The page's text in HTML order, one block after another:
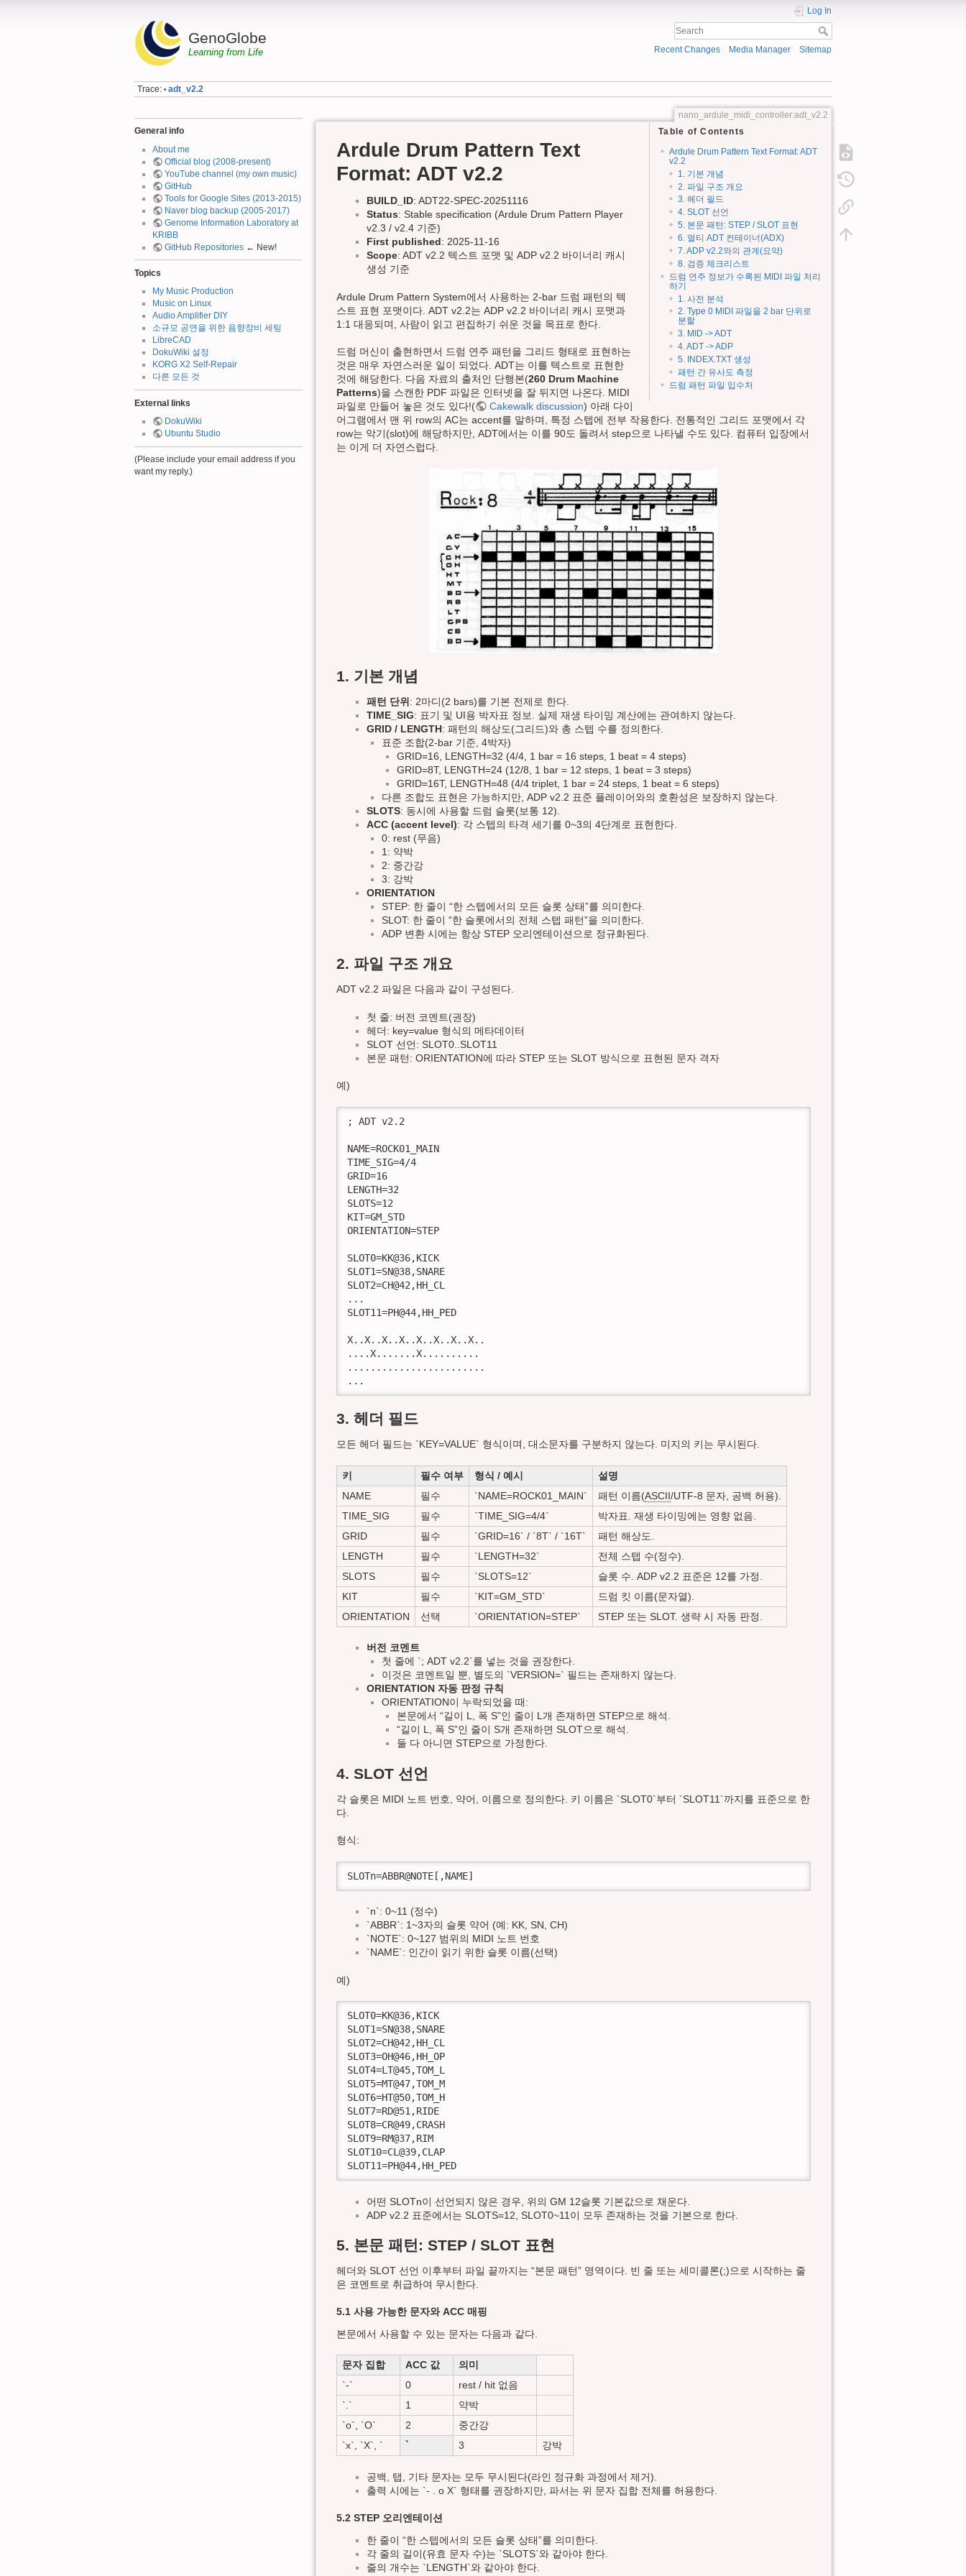
GenoGlobe
Learning from Life
Log In
Recent Changes Media Manager Sitemap
Trace: • adt_v2.2
General info
About me
Official blog (2008-present)
YouTube channel (my own music)
GitHub
Tools for Google Sites (2013-2015)
Naver blog backup (2005-2017)
Genome Information Laboratory at
KRIBB
GitHub Repositories← New!
Topics
My Music Production
Music on Linux
Audio Amplifier DIY
소규모 공연을 위한 음향장비 세팅
LibreCAD
DokuWiki 설정
KORG X2 Self-Repair
다른 모든 것
External links
DokuWiki
Ubuntu Studio
(Please include your email address if you
want my reply.)
nano_ardule_midi_controller:adt_v2.2
Table of Contents
Ardule Drum Pattern Text Format: ADT
v2.2
1. 기본 개념
2. 파일 구조 개요
3. 헤더 필드
4. SLOT 선언
5. 본문 패턴: STEP / SLOT 표현
6. 멀티 ADT 컨테이너(ADX)
7. ADP v2.2와의 관계(요약)
8. 검증 체크리스트
드럼 연주 정보가 수록된 MIDI 파일 처리
하기
1. 사전 분석
2. Type 0 MIDI 파일을 2 bar 단위로
분할
3. MID -> ADT
4. ADT -> ADP
5. INDEX.TXT 생성
패턴 간 유사도 측정
드럼 패턴 파일 입수처
Ardule Drum Pattern Text
Format: ADT v2.2
BUILD_ID: ADT22-SPEC-20251116
Status: Stable specification (Ardule Drum Pattern Player
v2.3 / v2.4 기준)
First published: 2025-11-16
Scope: ADT v2.2 텍스트 포맷 및 ADP v2.2 바이너리 캐시
생성 기준
Ardule Drum Pattern System에서 사용하는 2-bar 드럼 패턴의 텍
스트 표현 포맷이다. ADT v2.2는 ADP v2.2 바이너리 캐시 포맷과
1:1 대응되며, 사람이 읽고 편집하기 쉬운 것을 목표로 한다.
드럼 머신이 출현하면서 드럼 연주 패턴을 그리드 형태로 표현하는
것은 매우 자연스러운 일이 되었다. ADT는 이를 텍스트로 표현한
것에 해당한다. 다음 자료의 출처인 단행본(260 Drum Machine
Patterns)을 스캔한 PDF 파일은 인터넷을 잘 뒤지면 나온다. MIDI
파일로 만들어 놓은 것도 있다!(
Cakewalk discussion) 아래 다이
어그램에서 맨 위 row의 AC는 accent를 말하며, 특정 스텝에 전부 작용한다. 전통적인 그리드 포맷에서 각
row는 악기(slot)에 해당하지만, ADT에서는 이를 90도 돌려서 step으로 나타낼 수도 있다. 컴퓨터 입장에서
는 이게 더 자연스럽다.
1. 기본 개념
패턴 단위: 2마디(2 bars)를 기본 전제로 한다.
TIME_SIG: 표기 및 UI용 박자표 정보. 실제 재생 타이밍 계산에는 관여하지 않는다.
GRID / LENGTH: 패턴의 해상도(그리드)와 총 스텝 수를 정의한다.
표준 조합(2-bar 기준, 4박자)
GRID=16, LENGTH=32 (4/4, 1 bar = 16 steps, 1 beat = 4 steps)
GRID=8T, LENGTH=24 (12/8, 1 bar = 12 steps, 1 beat = 3 steps)
GRID=16T, LENGTH=48 (4/4 triplet, 1 bar = 24 steps, 1 beat = 6 steps)
다른 조합도 표현은 가능하지만, ADP v2.2 표준 플레이어와의 호환성은 보장하지 않는다.
SLOTS: 동시에 사용할 드럼 슬롯(보통 12).
ACC (accent level): 각 스텝의 타격 세기를 0~3의 4단계로 표현한다.
0: rest (무음)
1: 약박
2: 중간강
3: 강박
ORIENTATION
STEP: 한 줄이 “한 스텝에서의 모든 슬롯 상태”를 의미한다.
SLOT: 한 줄이 “한 슬롯에서의 전체 스텝 패턴”을 의미한다.
ADP 변환 시에는 항상 STEP 오리엔테이션으로 정규화된다.
2. 파일 구조 개요
ADT v2.2 파일은 다음과 같이 구성된다.
첫 줄: 버전 코멘트(권장)
헤더: key=value 형식의 메타데이터
SLOT 선언: SLOT0..SLOT11
본문 패턴: ORIENTATION에 따라 STEP 또는 SLOT 방식으로 표현된 문자 격자
예)
; ADT v2.2
NAME=ROCK01_MAIN
TIME_SIG=4/4
GRID=16
LENGTH=32
SLOTS=12
KIT=GM_STD
ORIENTATION=STEP
SLOT0=KK@36,KICK
SLOT1=SN@38,SNARE
SLOT2=CH@42,HH_CL
...
SLOT11=PH@44,HH_PED
X..X..X..X..X..X..X..X..
....X.......X..........
........................
...
3. 헤더 필드
모든 헤더 필드는 `KEY=VALUE` 형식이며, 대소문자를 구분하지 않는다. 미지의 키는 무시된다.
키 필수 여부 형식 / 예시
설명
NAME
필수 `NAME=ROCK01_MAIN` 패턴 이름(ASCII/UTF-8 문자, 공백 허용).
TIME_SIG
필수 `TIME_SIG=4/4`
박자표. 재생 타이밍에는 영향 없음.
GRID
필수 `GRID=16` / `8T` / `16T`
패턴 해상도.
LENGTH
필수 `LENGTH=32`
전체 스텝 수(정수).
SLOTS
필수 `SLOTS=12`
슬롯 수. ADP v2.2 표준은 12를 가정.
KIT
필수 `KIT=GM_STD`
드럼 킷 이름(문자열).
ORIENTATION
선택 `ORIENTATION=STEP` STEP 또는 SLOT. 생략 시 자동 판정.
버전 코멘트
첫 줄에 `; ADT v2.2`를 넣는 것을 권장한다.
이것은 코멘트일 뿐, 별도의 `VERSION=` 필드는 존재하지 않는다.
ORIENTATION 자동 판정 규칙
ORIENTATION이 누락되었을 때:
본문에서 “길이 L, 폭 S”인 줄이 L개 존재하면 STEP으로 해석.
“길이 L, 폭 S”인 줄이 S개 존재하면 SLOT으로 해석.
둘 다 아니면 STEP으로 가정한다.
4. SLOT 선언
각 슬롯은 MIDI 노트 번호, 약어, 이름으로 정의한다. 키 이름은 `SLOT0`부터 `SLOT11`까지를 표준으로 한
다.
형식:
SLOTn=ABBR@NOTE[,NAME]
`n`: 0~11 (정수)
`ABBR`: 1~3자의 슬롯 약어 (예: KK, SN, CH)
`NOTE`: 0~127 범위의 MIDI 노트 번호
`NAME`: 인간이 읽기 위한 슬롯 이름(선택)
예)
SLOT0=KK@36,KICK
SLOT1=SN@38,SNARE
SLOT2=CH@42,HH_CL
SLOT3=OH@46,HH_OP
SLOT4=LT@45,TOM_L
SLOT5=MT@47,TOM_M
SLOT6=HT@50,TOM_H
SLOT7=RD@51,RIDE
SLOT8=CR@49,CRASH
SLOT9=RM@37,RIM
SLOT10=CL@39,CLAP
SLOT11=PH@44,HH_PED
어떤 SLOTn이 선언되지 않은 경우, 위의 GM 12슬롯 기본값으로 채운다.
ADP v2.2 표준에서는 SLOTS=12, SLOT0~11이 모두 존재하는 것을 기본으로 한다.
5. 본문 패턴: STEP / SLOT 표현
헤더와 SLOT 선언 이후부터 파일 끝까지는 “본문 패턴” 영역이다. 빈 줄 또는 세미콜론(;)으로 시작하는 줄
은 코멘트로 취급하여 무시한다.
5.1 사용 가능한 문자와 ACC 매핑
본문에서 사용할 수 있는 문자는 다음과 같다.
문자 집합 ACC 값
의미
`-`
0
rest / hit 없음
`.`
1
약박
`o`, `O`
2
중간강
`x`, `X`, `
` 3 강박
공백, 탭, 기타 문자는 모두 무시된다(라인 정규화 과정에서 제거).
출력 시에는 `- . o X` 형태를 권장하지만, 파서는 위 문자 집합 전체를 허용한다.
5.2 STEP 오리엔테이션
한 줄이 “한 스텝에서의 모든 슬롯 상태”를 의미한다.
각 줄의 길이(유효 문자 수)는 `SLOTS`와 같아야 한다.
줄의 개수는 `LENGTH`와 같아야 한다.